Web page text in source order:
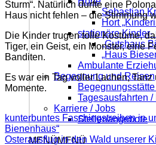
Sebastian
Hort
stationäre
„Gutshaus
„Haus
Ambulante
Begegnung und Reisen
Tagesausfahrten /
Karriere / Jobs
Stellenangebote
MENÜMENÜ
Sturm“. Natürlich durfte eine
Haus nicht fehlen – die Stimmung
Die Kinder trugen tolle Kostüme,
Tiger, ein Geist, ein Monster, eine
Banditen.
Es war ein Tag voller Lachen,
Momente.
kunterbuntes Faschingstreiben in
Bienenhaus“
Osterausflug in den Wald unserer